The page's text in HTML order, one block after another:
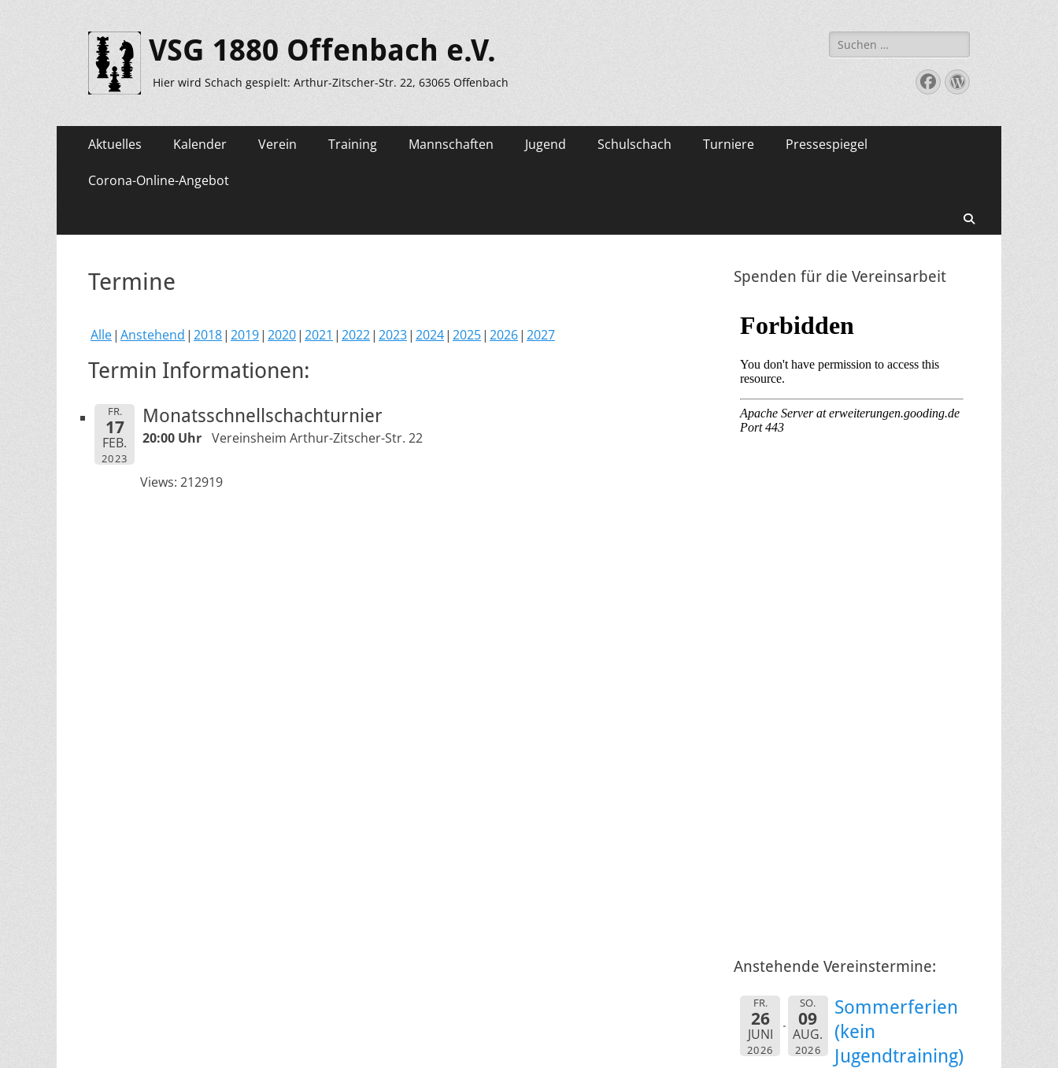
VSG 1880 Offenbach e.V.
Hier wird Schach gespielt: Arthur-Zitscher-Str. 22, 63065 Offenbach
Suche
nach:
Facebook
WordPress
Primäres
Zum
Inhalt
springen
Aktuelles Kalender Verein Training Mannschaften Jugend Schulschach Turniere Pressespiegel
Corona-Online-Angebot
Termine
Alle Anstehend 2018 2019 2020 2021 2022 2023 2024 2025 2026 2027
Termin Informationen:
FR.
17
FEB.
2023
Monatsschnellschachturnier
20:00 Uhr Vereinsheim Arthur-Zitscher-Str. 22
Views: 212919
Spenden für die Vereinsarbeit
Anstehende Vereinstermine:
FR.
26
JUNI
2026
SO.
09
AUG.
2026
Sommerferien
(kein
Jugendtraining)